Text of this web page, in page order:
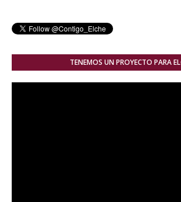
TENEMOS UN PROYECTO PARA